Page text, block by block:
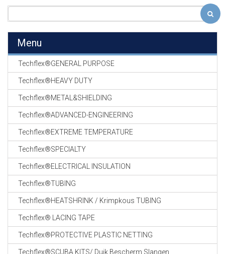
Menu
Techflex®GENERAL PURPOSE
Techflex®HEAVY DUTY
Techflex®METAL&SHIELDING
Techflex®ADVANCED-ENGINEERING
Techflex®EXTREME TEMPERATURE
Techflex®SPECIALTY
Techflex®ELECTRICAL INSULATION
Techflex®TUBING
Techflex®HEATSHRINK / Krimpkous TUBING
Techflex® LACING TAPE
Techflex®PROTECTIVE PLASTIC NETTING
Techflex®SCUBA KITS/ Duik Bescherm Slangen